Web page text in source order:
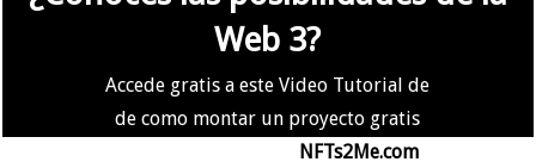
Web 3?
Accede gratis a este Video Tutorial de
de como montar un proyecto gratis
NFTs2Me.com